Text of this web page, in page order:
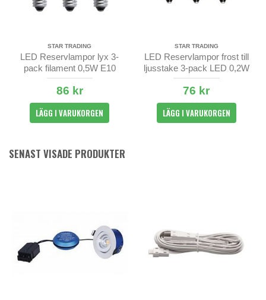
STAR TRADING
LED Reservlampor lyx 3-
pack filament 0,5W E10
86 kr
LÄGG I VARUKORGEN
STAR TRADING
LED Reservlampor frost till
ljusstake 3-pack LED 0,2W
76 kr
LÄGG I VARUKORGEN
SENAST VISADE PRODUKTER